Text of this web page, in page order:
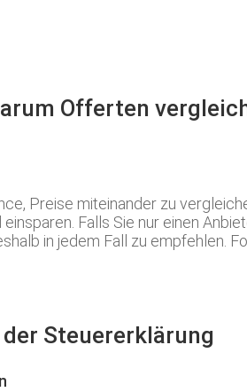
Offerten
Preise miteinander zu
Falls Sie nur einen
in jedem Fall zu empfehlen.
Steuererklärung